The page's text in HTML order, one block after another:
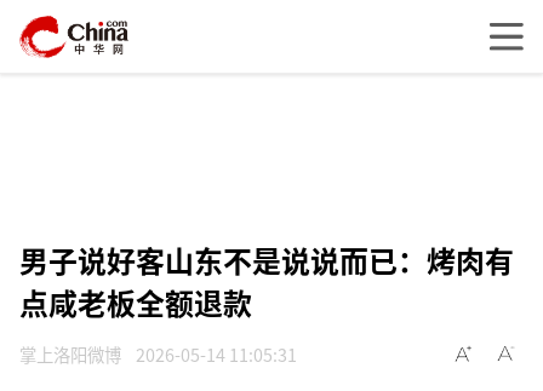
男子说好客山东不是说说而已：烤肉有
点咸老板全额退款
掌上洛阳微博 2026-05-14 11:05:31